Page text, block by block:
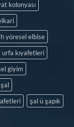
kolonyası
yöresel elbise
urfa kıyafetleri
giyim
şal ü şapık